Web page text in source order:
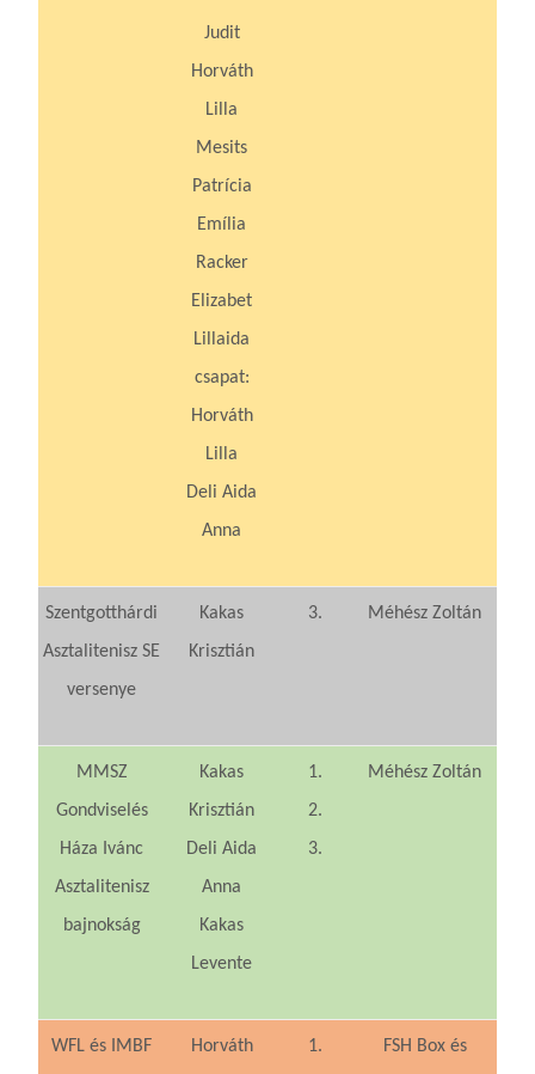
Judit
Horváth
Lilla
Mesits
Patrícia
Emília
Racker
Elizabet
Lillaida
csapat:
Horváth
Lilla
Deli Aida
Anna
Szentgotthárdi
Asztalitenisz SE
versenye
Kakas
Krisztián
3. Méhész Zoltán
MMSZ
Gondviselés
Háza Ivánc
Asztalitenisz
bajnokság
Kakas
Krisztián
Deli Aida
Anna
Kakas
Levente
1.
2.
3.
Méhész Zoltán
WFL és IMBF
Horváth
1.
FSH Box és